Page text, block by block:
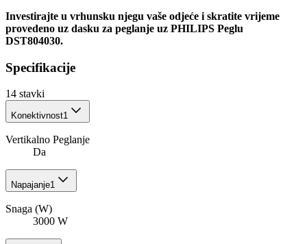
Investirajte u vrhunsku njegu vaše odjeće i skratite vrijeme
provedeno uz dasku za peglanje uz PHILIPS Peglu
DST804030.
Specifikacije
14 stavki
Konektivnost1
Vertikalno Peglanje
Da
Napajanje1
Snaga (W)
3000 W